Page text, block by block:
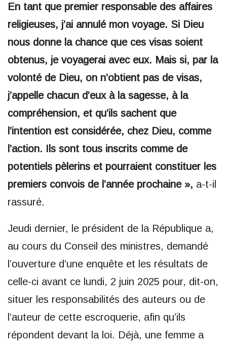
En tant que premier responsable des affaires
religieuses, j’ai annulé mon voyage. Si Dieu
nous donne la chance que ces visas soient
obtenus, je voyagerai avec eux. Mais si, par la
volonté de Dieu, on n’obtient pas de visas,
j’appelle chacun d’eux à la sagesse, à la
compréhension, et qu’ils sachent que
l’intention est considérée, chez Dieu, comme
l’action. Ils sont tous inscrits comme de
potentiels pèlerins et pourraient constituer les
premiers convois de l’année prochaine », a-t-il
rassuré.
Jeudi dernier, le président de la République a,
au cours du Conseil des ministres, demandé
l’ouverture d’une enquête et les résultats de
celle-ci avant ce lundi, 2 juin 2025 pour, dit-on,
situer les responsabilités des auteurs ou de
l’auteur de cette escroquerie, afin qu’ils
répondent devant la loi. Déjà, une femme a